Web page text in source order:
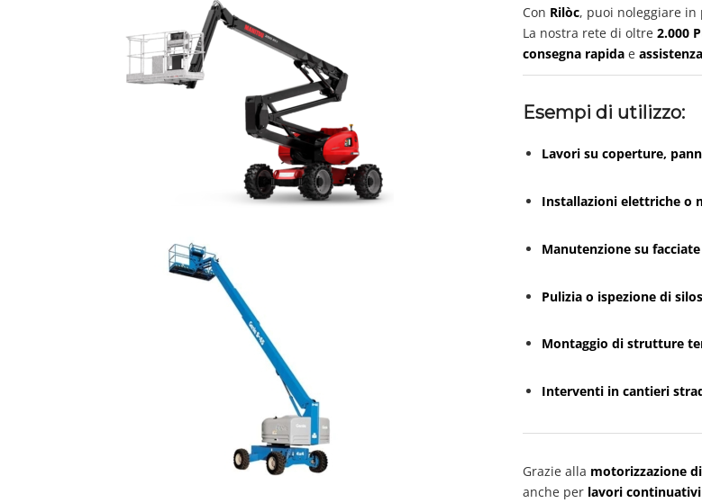
Con Rilòc, puoi noleggiare
La nostra rete di oltre2.000
consegna rapida e
Esempi di utilizzo:
Lavori su coperture,
Installazioni elettriche o
Manutenzione su
Pulizia o ispezione di
Montaggio di strutture
Interventi in cantieri
Grazie alla motorizzazione
anche per lavori